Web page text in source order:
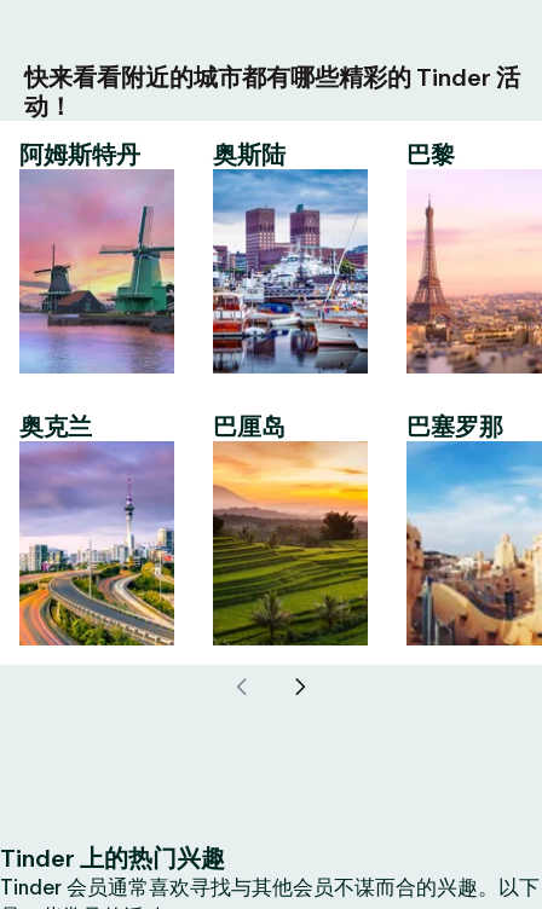
快来看看附近的城市都有哪些精彩的 Tinder 活
动！
阿姆斯特丹
奥克兰
奥斯陆
巴厘岛
巴黎
巴塞罗那
Tinder 上的热门兴趣
Tinder 会员通常喜欢寻找与其他会员不谋而合的兴趣。以下